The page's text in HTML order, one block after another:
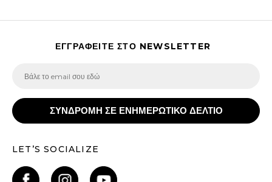
ΕΓΓΡΑΦΕΙΤΕ ΣΤΟ NEWSLETTER
ΣΥΝΔΡΟΜΗ ΣΕ ΕΝΗΜΕΡΩΤΙΚΟ ΔΕΛΤΙΟ
LET’S SOCIALIZE